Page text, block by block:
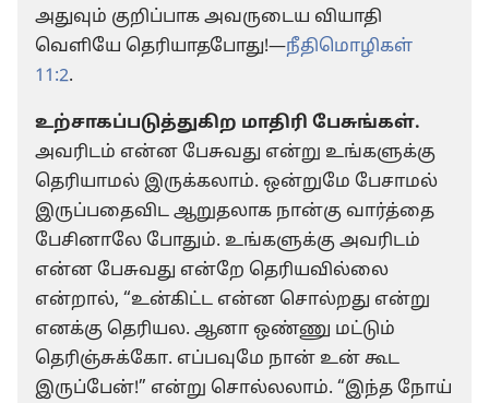
அதுவும் குறிப்பாக அவருடைய வியாதி
வெளியே தெரியாதபோது!—நீதிமொழிகள்
11:2.
உற்சாகப்படுத்துகிற மாதிரி பேசுங்கள்.
அவரிடம் என்ன பேசுவது என்று உங்களுக்கு
தெரியாமல் இருக்கலாம். ஒன்றுமே பேசாமல்
இருப்பதைவிட ஆறுதலாக நான்கு வார்த்தை
பேசினாலே போதும். உங்களுக்கு அவரிடம்
என்ன பேசுவது என்றே தெரியவில்லை
என்றால், “உன்கிட்ட என்ன சொல்றது என்று
எனக்கு தெரியல. ஆனா ஒண்ணு மட்டும்
தெரிஞ்சுக்கோ. எப்பவுமே நான் உன் கூட
இருப்பேன்!” என்று சொல்லலாம். “இந்த நோய்